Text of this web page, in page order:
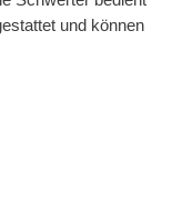
und können